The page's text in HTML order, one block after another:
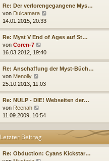
r
a
g
B
e
r
g
e
s
t
e
B
e
r
g
Re: Der verlorengegangene Mys…
von Dulcamara
u
e
e
B
r
14.01.2015, 20:33
Re: Myst V End of Ages auf St…
von Coren-7
e
u
e
t
e
r
e
r
a
16.03.2012, 19:40
Re: Anschaffung der Myst-Büch…
von Menolly
e
u
e
t
e
r
B
e
i
t
25.10.2013, 11:03
Re: NULP - DIE! Webseiten der…
von Reenah
e
u
e
s
t
e
11.09.2009, 10:54
Letzter Beitrag
Re: Obduction: Cyans Kickstar…